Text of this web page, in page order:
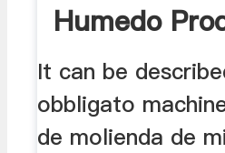
Humedo
En Alemania
It can be
obbligato
de molienda de